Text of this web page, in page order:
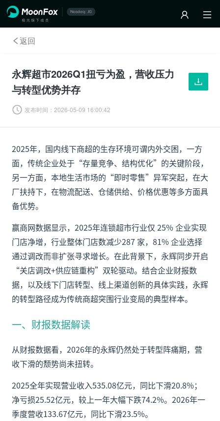
返回
永辉超市2026Q1扭亏为盈，营收压力
与转型优势并存
发布时间： 2026-05-09 16:00:42
2025年，国内线下商超的生存环境可谓内外交困，一方
面，传统企业处于“存量竞争、结构优化”的关键阶段，
另一方面，本地生活市场的“即时零售”异军突起，在大
厂扶持下，在物流配送、仓储供给、价格优惠等多方面具
备优势。
赢商网数据显示，2025年连锁超市行业仅 25% 企业实现
门店净增，行业整体门店数减少287 家，81% 企业选择
通过调改而非扩张寻求增长。在此背景下，永辉同步开启
“关店调改+供应链重构”双轮驱动。结合企业财报数
据，以及线下门店转型、线上渠道创新的具体实践，永辉
的转型路径成为传统商超突围行业变局的典型样本。
一、财报数据解读
从财报数据看，2026年的永辉仍然处于转型阵痛期，营
收下滑的颓势尚未扭转。
2025全年实现营业收入535.08亿元，同比下滑20.8%；
净亏损25.52亿元，较上一年大幅下跌74.2%。2026年一
季度营收133.67亿元，同比下滑23.5%。